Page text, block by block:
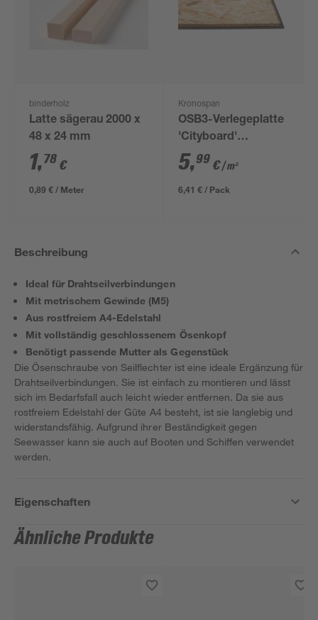
binderholz
Latte sägerau 2000 x
48 x 24 mm
1,78 €
0,89 € / Meter
Kronospan
OSB3-Verlegeplatte
'Cityboard'
ungeschliffen 1690 x
634 x 12 mm
5,99 €/ m²
6,41 € / Pack
Beschreibung
Ideal für Drahtseilverbindungen
Mit metrischem Gewinde (M5)
Aus rostfreiem A4-Edelstahl
Mit vollständig geschlossenem Ösenkopf
Benötigt passende Mutter als Gegenstück
Die Ösenschraube von Seilflechter ist eine ideale Ergänzung für
Drahtseilverbindungen. Sie ist einfach zu montieren und lässt
sich im Bedarfsfall auch leicht wieder entfernen. Da sie aus
rostfreiem Edelstahl der Güte A4 besteht, ist sie langlebig und
widerstandsfähig. Aufgrund ihrer Beständigkeit gegen
Seewasser kann sie auch auf Booten und Schiffen verwendet
werden.
Eigenschaften
Ähnliche Produkte